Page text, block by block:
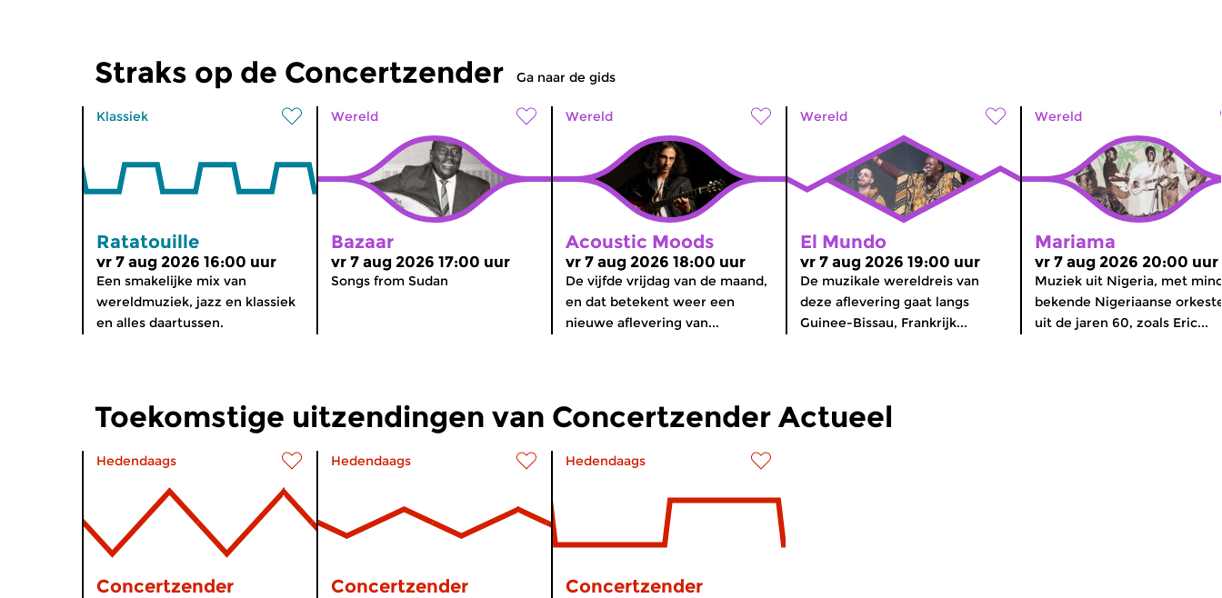
Straks op de Concertzender Ga naar de gids
Klassiek
Ratatouille
vr 7 aug 2026 16:00 uur
Een smakelijke mix van
wereldmuziek, jazz en klassiek
en alles daartussen.
Wereld
Bazaar
vr 7 aug 2026 17:00 uur
Songs from Sudan
Wereld
Acoustic Moods
vr 7 aug 2026 18:00 uur
De vijfde vrijdag van de maand,
en dat betekent weer een
nieuwe aflevering van...
Wereld
El Mundo
vr 7 aug 2026 19:00 uur
De muzikale wereldreis van
deze aflevering gaat langs
Guinee-Bissau, Frankrijk...
Wereld
Mariama
vr 7 aug 2026 20:00 uur
Muziek uit Nigeria, met
bekende Nigeriaanse
uit de jaren 60, zoals Eric...
Toekomstige uitzendingen van Concertzender Actueel
Hedendaags
Concertzender
Hedendaags
Concertzender
Hedendaags
Concertzender